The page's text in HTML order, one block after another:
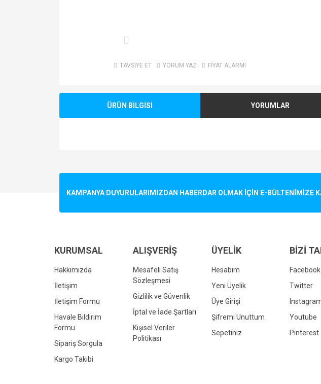
TAVSİYE ET YORUM YAZ FİYAT ALARMI
ÜRÜN BİLGİSİ YORUMLAR
Ürün resmi kalitesiz, bozuk veya görüntülenemiyor.
Bu ürüne benzer farklı alternatifler olmalı.
KAMPANYA DUYURULARIMIZDAN HABERDAR OLMAK İÇİN E-BÜLTENİMİZE
KURUMSAL
Hakkımızda
İletişim
İletişim Formu
Havale Bildirim
Formu
Sipariş Sorgula
Kargo Takibi
ALIŞVERİŞ
Mesafeli Satış
Sözleşmesi
Gizlilik ve Güvenlik
İptal ve İade Şartları
Kişisel Veriler
Politikası
ÜYELİK
Hesabım
Yeni Üyelik
Üye Girişi
Şifremi Unuttum
Sepetiniz
BİZİ
Facebook
Twitter
Youtube
Pinterest